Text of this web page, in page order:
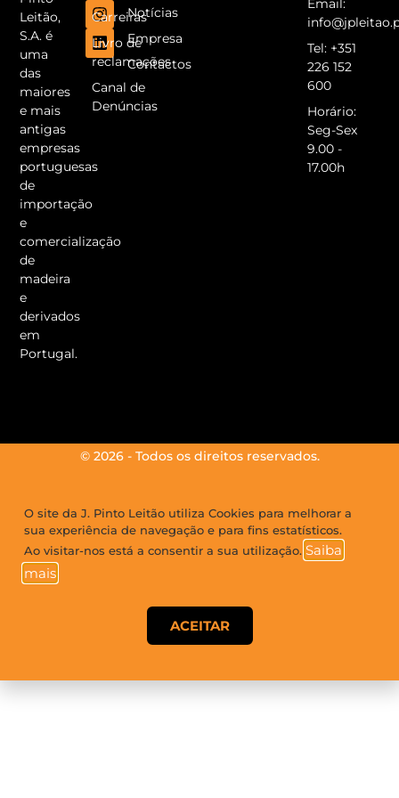
Leitão,
S.A. é
uma
das
maiores
e mais
antigas
empresas
portuguesas
de
importação
e
comercialização
de
madeira
e
derivados
em
Portugal.
Notícias
Empresa
Contactos
Carreiras
Livro de
reclamações
Canal de
Denúncias
Tel: +351
226 152
600
Horário:
Seg-Sex
9.00 -
17.00h
© 2026 - Todos os direitos reservados.
O site da J. Pinto Leitão utiliza Cookies para melhorar a
sua experiência de navegação e para fins estatísticos.
Ao visitar-nos está a consentir a sua utilização. Saiba
mais
ACEITAR